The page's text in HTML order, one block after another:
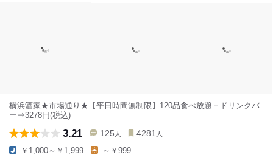
横浜酒家★市場通り★【平日時間無制限】120品食べ放題＋ドリンクバ
ー⇒3278円(税込)
3.21 125 人 4281 人
￥1,000～￥1,999 ～￥999